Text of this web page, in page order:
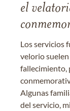
el
Los servicios
velorio suelen
fallecimiento,
Algunas
del servicio,